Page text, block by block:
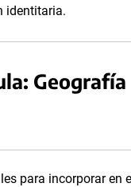
identitaria.
para incorporar en